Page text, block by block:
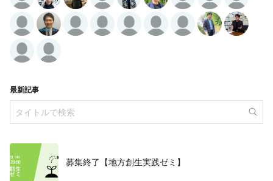
最新記事
募集終了【地方創生実践ゼミ】